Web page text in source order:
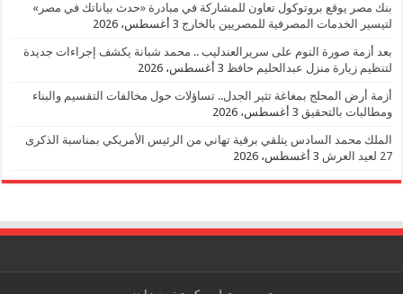
بنك مصر يوقع بروتوكول تعاون للمشاركة في مبادرة «حدث بياناتك في مصر»
لتيسير الخدمات المصرفية للمصريين بالخارج 3 أغسطس، 2026
بعد أزمة صورة النوم على سريرالعندليب .. محمد شبانة يكشف إجراءات جديدة
لتنظيم زيارة منزل عبدالحليم حافظ 3 أغسطس، 2026
أزمة أرض المحلج بمغاغة تثير الجدل.. تساؤلات حول مخالفات التقسيم والبناء
ومطالبات بالتحقيق 3 أغسطس، 2026
الملك محمد السادس يتلقي برقية تهاني من الرئيس الأمريكي بمناسبة الذكرى
27 لعيد العرش
3 أغسطس، 2026